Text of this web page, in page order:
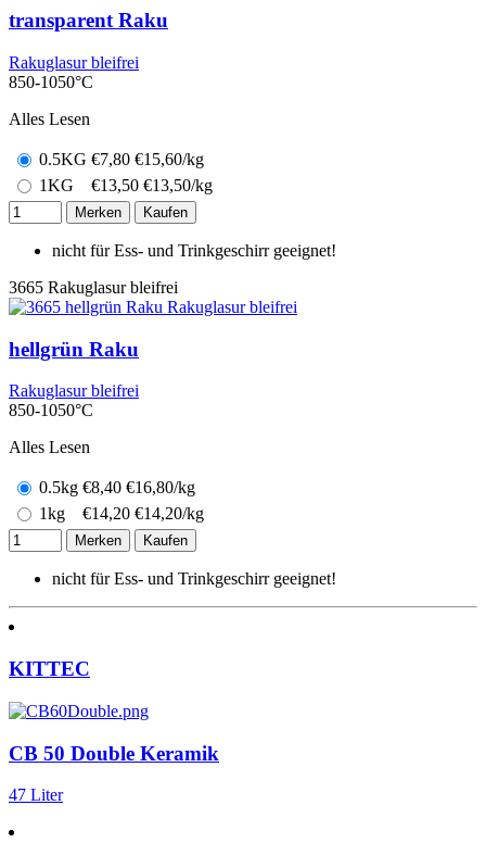
transparent Raku
Rakuglasur bleifrei
850-1050°C
Alles Lesen
0.5KG €7,80 €15,60/kg
1KG
€13,50 €13,50/kg
Merken Kaufen
nicht für Ess- und Trinkgeschirr geeignet!
3665 Rakuglasur bleifrei
hellgrün Raku
Rakuglasur bleifrei
850-1050°C
Alles Lesen
0.5kg €8,40 €16,80/kg
1kg
€14,20 €14,20/kg
Merken Kaufen
nicht für Ess- und Trinkgeschirr geeignet!
KITTEC
CB 50 Double Keramik
47 Liter